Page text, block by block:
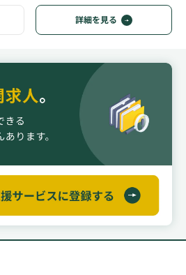
詳細を見る